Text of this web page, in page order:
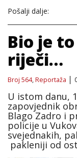
Pošalji dalje:
Bio je
riječi…
Broj 564,Reportaža
U istom danu,
zapovjednik
Blago Zadro i
policije u
svejednakih,
pakleniji od